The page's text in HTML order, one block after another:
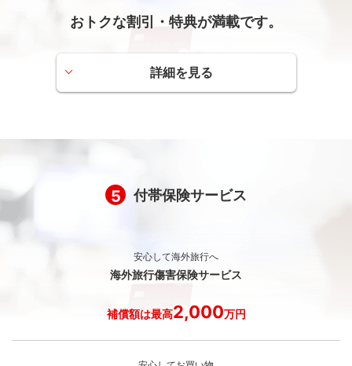
おトクな割引・特典が満載です。
インフォローズ洗車割引
S.C.が主催する有料催事に2名さまを無料でご招待いたしま
一部対象外となる催事もございますのでご了承ください。
詳細を見る
5 付帯保険サービス
安心して海外旅行へ
海外旅行傷害保険サービス
補償額は最高2,000万円